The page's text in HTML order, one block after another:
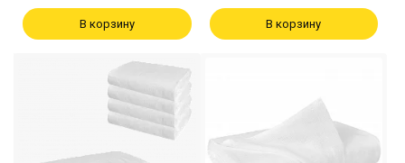
В корзину В корзину